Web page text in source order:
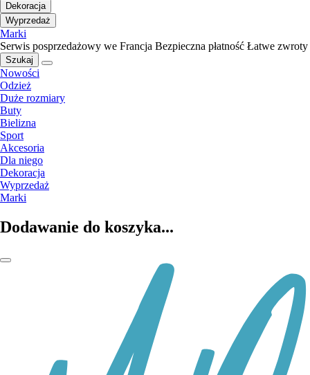
Dekoracja
Wyprzedaż
Marki
Serwis posprzedażowy we Francja Bezpieczna płatność Łatwe zwroty
Szukaj
Nowości
Odzież
Duże rozmiary
Buty
Bielizna
Sport
Akcesoria
Dla niego
Dekoracja
Wyprzedaż
Marki
Dodawanie do koszyka...